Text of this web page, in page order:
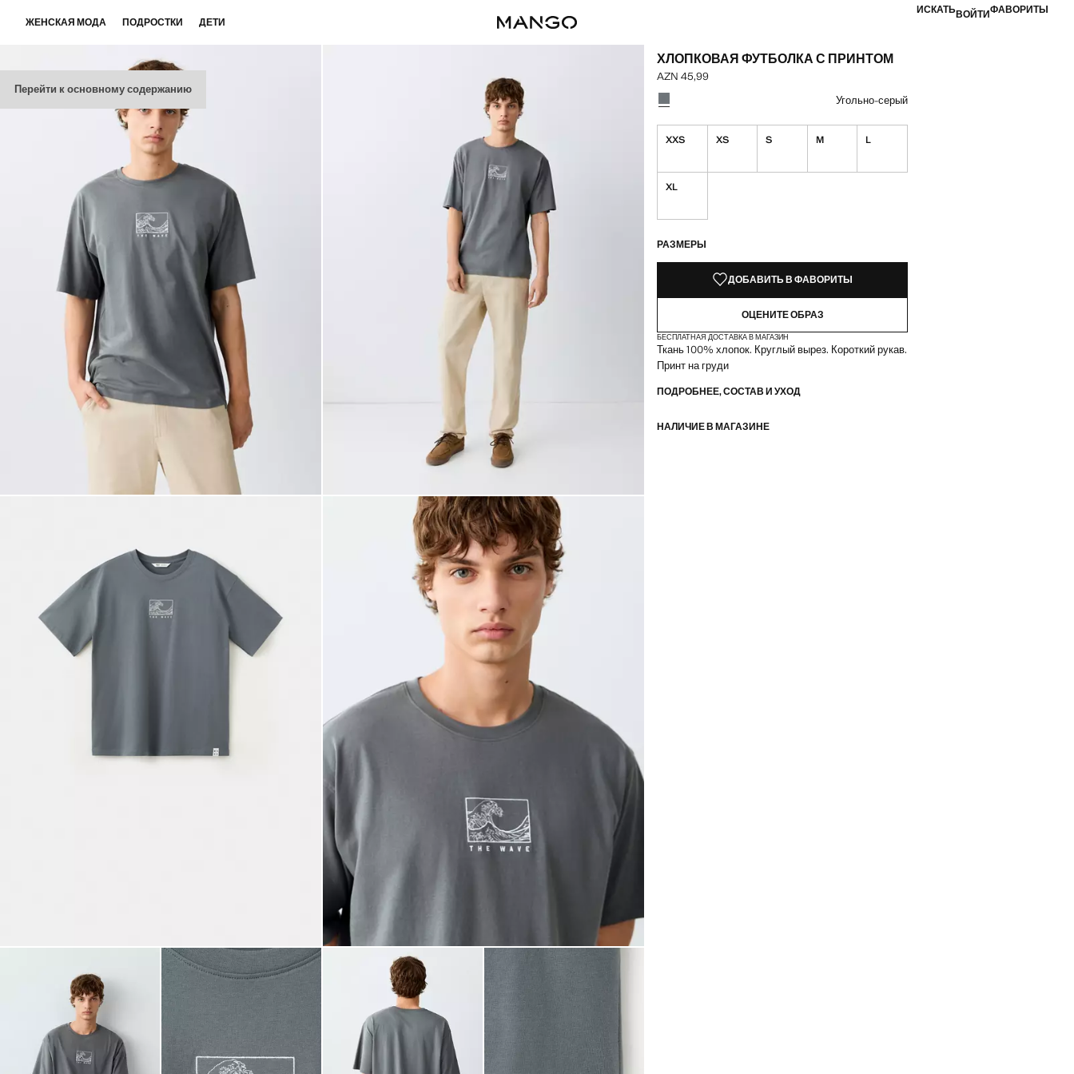
Перейти к основному содержанию
ЖЕНСКАЯ МОДА ПОДРОСТКИ ДЕТИ
ИСКАТЬВОЙТИФАВОРИТЫ
ХЛОПКОВАЯ ФУТБОЛКА С ПРИНТОМ
Текущая цена [AZN 45,99 ]
AZN 45,99
Выберите цвет
Угольно-серый
XXS XS S M L
XL
РАЗМЕРЫ
ДОБАВИТЬ В ФАВОРИТЫ
ОЦЕНИТЕ ОБРАЗ
БЕСПЛАТНАЯ ДОСТАВКА В МАГАЗИН
Ткань 100% хлопок. Круглый вырез. Короткий рукав.
Принт на груди
ПОДРОБНЕЕ, СОСТАВ И УХОД
НАЛИЧИЕ В МАГАЗИНЕ